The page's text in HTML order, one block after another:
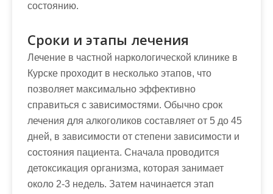
состоянию.
Сроки и этапы лечения
Лечение в частной наркологической клинике в
Курске проходит в несколько этапов, что
позволяет максимально эффективно
справиться с зависимостями. Обычно срок
лечения для алкоголиков составляет от 5 до 45
дней, в зависимости от степени зависимости и
состояния пациента. Сначала проводится
детоксикация организма, которая занимает
около 2-3 недель. Затем начинается этап